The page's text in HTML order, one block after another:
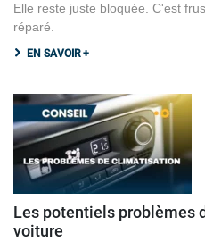
Elle reste juste bloquée. C'est
réparé.
EN SAVOIR +
Les potentiels problèmes
voiture